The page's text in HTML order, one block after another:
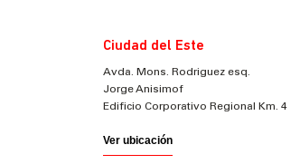
Ciudad del Este
Avda. Mons. Rodriguez esq.
Jorge Anisimof
Edificio Corporativo Regional Km. 4
Ver ubicación